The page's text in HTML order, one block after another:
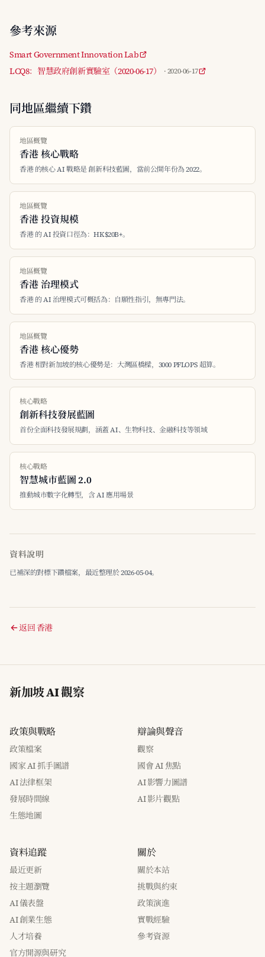
參考來源
Smart Government Innovation Lab
LCQ8：智慧政府創新實驗室（2020-06-17）
· 2020-06-17
同地區繼續下鑽
地區概覽
香港 核心戰略
香港 的核心 AI 戰略是 創新科技藍圖，當前公開年份為 2022。
地區概覽
香港 投資規模
香港 的 AI 投資口徑為：HK$20B+。
地區概覽
香港 治理模式
香港 的 AI 治理模式可概括為：自願性指引，無專門法。
地區概覽
香港 核心優勢
香港 相對新加坡的核心優勢是：大灣區橋樑，3000 PFLOPS 超算。
核心戰略
創新科技發展藍圖
首份全面科技發展規劃，涵蓋 AI、生物科技、金融科技等領域
核心戰略
智慧城市藍圖 2.0
推動城市數字化轉型，含 AI 應用場景
資料說明
已補深的對標下鑽檔案，最近整理於 2026-05-04。
返回 香港
新加坡 AI 觀察
政策與戰略
政策檔案
國家 AI 抓手圖譜
AI 法律框架
發展時間線
生態地圖
辯論與聲音
觀察
國會 AI 焦點
AI 影響力圖譜
AI 影片觀點
資料追蹤
最近更新
按主題瀏覽
AI 儀表盤
AI 創業生態
人才培養
官方開源與研究
關於
關於本站
挑戰與約束
政策演進
實戰經驗
參考資源